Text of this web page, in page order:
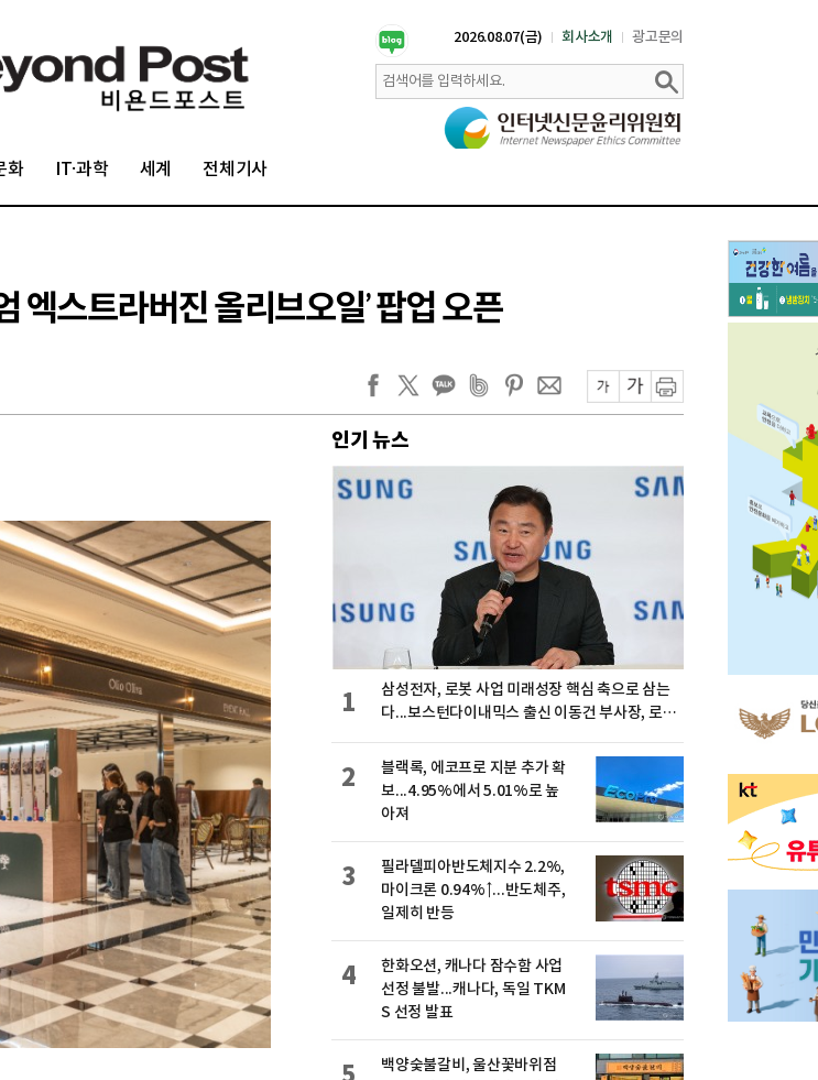
2026.08.07(금) 회사소개 광고문의
화 IT·과학 세계 전체기사
엑스트라버진 올리브오일’ 팝업 오픈
인기 뉴스
삼성전자, 로봇 사업 미래성장 핵심 축으로 삼는
다...보스턴다이내믹스 출신 이동건 부사장, 로보
1
블랙록, 에코프로 지분 추가 확
보...4.95%에서 5.01%로 높
아져
2
필라델피아반도체지수 2.2%,
마이크론 0.94%↑...반도체주,
일제히 반등
3
한화오션, 캐나다 잠수함 사업
선정 불발...캐나다, 독일 TKM
S 선정 발표
4
백양숯불갈비, 울산꽃바위점